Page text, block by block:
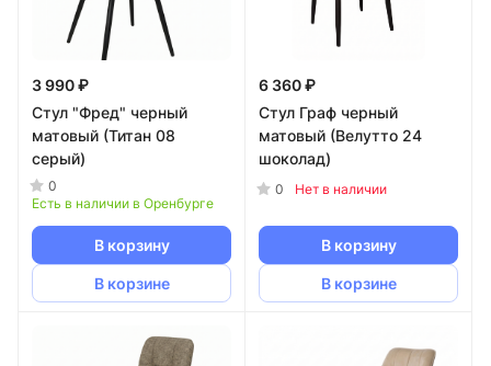
3 990 ₽
Стул "Фред" черный
матовый (Титан 08
серый)
0
Есть в наличии в Оренбурге
В корзину
В корзине
6 360 ₽
Стул Граф черный
матовый (Велутто 24
шоколад)
0 Нет в наличии
В корзину
В корзине